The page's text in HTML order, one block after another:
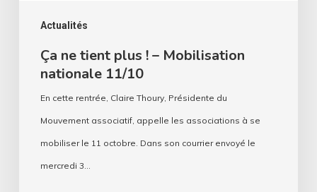
Actualités
11/10
Ça ne tient plus ! – Mobilisation
nationale 11/10
En cette rentrée, Claire Thoury, Présidente du
Mouvement associatif, appelle les associations à se
mobiliser le 11 octobre. Dans son courrier envoyé le
mercredi 3…